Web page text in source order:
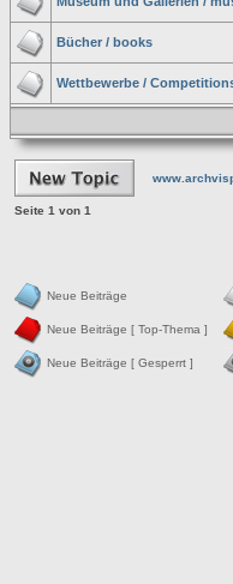
Bücher / books
Wettbewerbe /
Seite 1 von 1
Neue Beiträge
Neue Beiträge [ Top-Thema ]
Neue Beiträge [ Gesperrt ]